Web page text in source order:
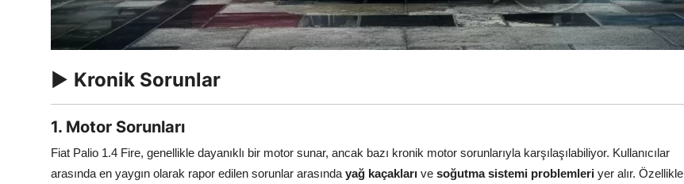
Şanzıman & Aktarma
Multimedya & Elektronik
► Kronik Sorunlar
1. Motor Sorunları
Fiat Palio 1.4 Fire, genellikle dayanıklı bir motor sunar, ancak bazı kronik motor sorunlarıyla karşılaşılabiliyor. Kullanıcılar
arasında en yaygın olarak rapor edilen sorunlar arasında yağ kaçakları ve soğutma sistemi problemleri yer alır. Özellikle